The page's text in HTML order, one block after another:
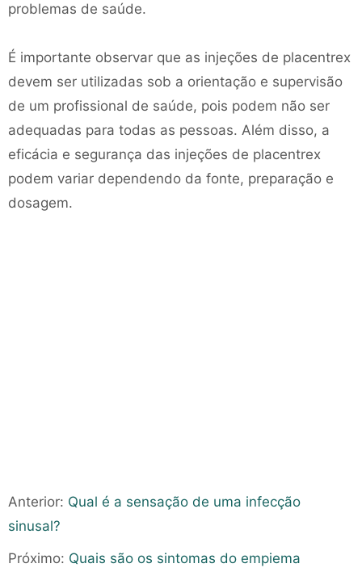
problemas de saúde.
É importante observar que as injeções de placentrex
devem ser utilizadas sob a orientação e supervisão
de um profissional de saúde, pois podem não ser
adequadas para todas as pessoas. Além disso, a
eficácia e segurança das injeções de placentrex
podem variar dependendo da fonte, preparação e
dosagem.
Anterior: Qual é a sensação de uma infecção
sinusal?
Próximo: Quais são os sintomas do empiema